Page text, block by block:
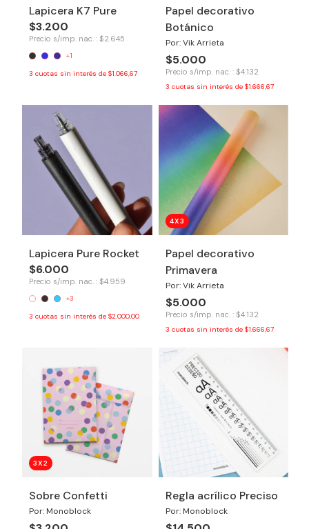
Lapicera K7 Pure
$3.200
Precio s/imp. nac. : $2.645
+1
3 cuotas sin interés de $1.066,67
Papel decorativo
Botánico
Por: Vik Arrieta
$5.000
Precio s/imp. nac. : $4.132
3 cuotas sin interés de $1.666,67
Lapicera Pure Rocket
$6.000
Precio s/imp. nac. : $4.959
+3
3 cuotas sin interés de $2.000,00
4X3
Papel decorativo
Primavera
Por: Vik Arrieta
$5.000
Precio s/imp. nac. : $4.132
3 cuotas sin interés de $1.666,67
3X2
Sobre Confetti
Por: Monoblock
Regla acrílico Preciso
Por: Monoblock